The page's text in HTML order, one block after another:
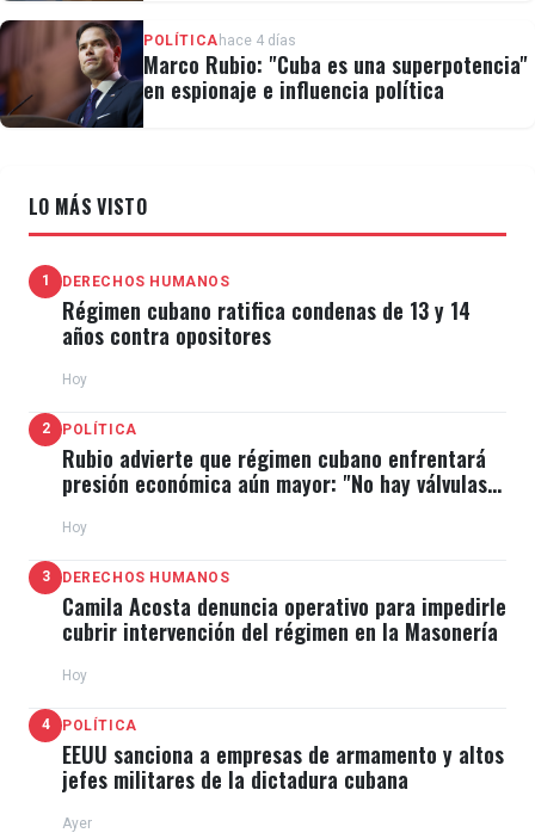
POLÍTICA hace 4 días
Marco Rubio: "Cuba es una superpotencia"
en espionaje e influencia política
LO MÁS VISTO
1 DERECHOS HUMANOS
Régimen cubano ratifica condenas de 13 y 14
años contra opositores
Hoy
2 POLÍTICA
Rubio advierte que régimen cubano enfrentará
presión económica aún mayor: "No hay válvulas
Hoy
3 DERECHOS HUMANOS
Camila Acosta denuncia operativo para impedirle
cubrir intervención del régimen en la Masonería
Hoy
4 POLÍTICA
EEUU sanciona a empresas de armamento y altos
jefes militares de la dictadura cubana
Ayer